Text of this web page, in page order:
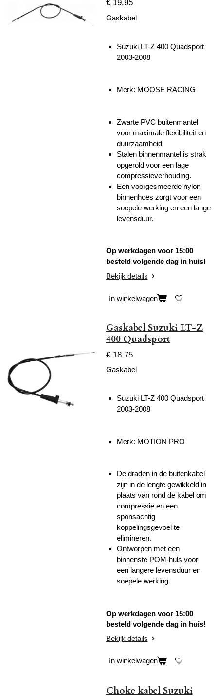
€ 19,95
Gaskabel
Suzuki LT-Z 400 Quadsport
2003-2008
Merk: MOOSE RACING
Zwarte PVC buitenmantel
voor maximale flexibiliteit en
duurzaamheid.
Stalen binnenmantel is strak
opgerold voor een lage
compressieverhouding.
Een voorgesmeerde nylon
binnenhoes zorgt voor een
soepele werking en een lange
levensduur.
Op werkdagen voor 15:00
besteld volgende dag in huis!
Bekijk details
In winkelwagen
Gaskabel Suzuki LT-Z
400 Quadsport
€ 18,75
Gaskabel
Suzuki LT-Z 400 Quadsport
2003-2008
Merk: MOTION PRO
De draden in de buitenkabel
zijn in de lengte gewikkeld in
plaats van rond de kabel om
compressie en een
sponsachtig
koppelingsgevoel te
elimineren.
Ontworpen met een
binnenste POM-huls voor
een langere levensduur en
soepele werking.
Op werkdagen voor 15:00
besteld volgende dag in huis!
Bekijk details
In winkelwagen
Choke kabel Suzuki